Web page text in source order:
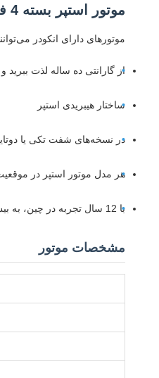
موتور استپر بسته 4 فاز 3.6 درجه NEMA 16 با ابعاد 39x39x32 میلی‌متر برای تجهیزات نیمه‌هادی
موتورهای دارای انکودر
از گارانتی ده ساله لذت ببرید و
ساختار هیبریدی استپر
در نسخه‌های شفت تکی یا
هر مدل موتور استپر در
با 12 سال تجربه در چین، به بیش از 800 مشتری خدمات ارائه کرده‌ایم
مشخصات موتور